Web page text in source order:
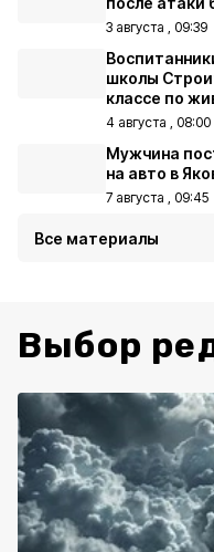
3 августа , 09:39
школы
классе по
4 августа , 08:00
Мужчина
на авто в
7 августа , 09:45
Все материалы
Выбор